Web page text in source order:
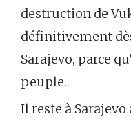
destruction de
définitivement
Sarajevo, parce
peuple.
Il reste à